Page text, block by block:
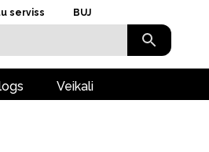
serviss BUJ
Veikali